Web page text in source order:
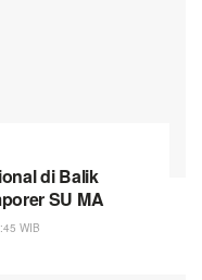
di Balik
SU MA
WIB